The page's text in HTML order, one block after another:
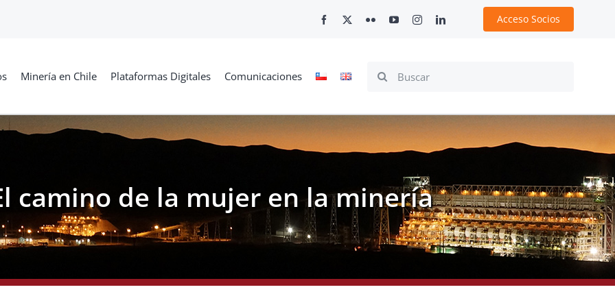
Acceso Socios
Minería en Chile Plataformas Digitales Comunicaciones
Search
camino de la mujer en la minería